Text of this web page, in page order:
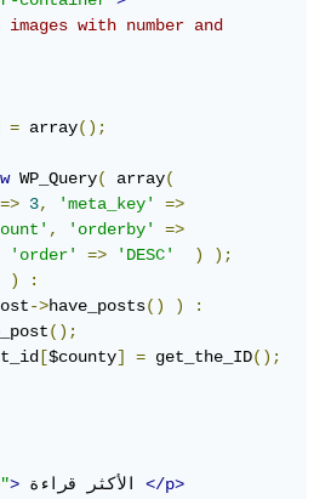
with number and
= array();
WP_Query( array(
=> 3, 'meta_key'
=>
, 'orderby'
=>
'order' => 'DESC' )
);
)
:
->have_posts() )
:
();
[$county] = get_the_ID();
>
</p>